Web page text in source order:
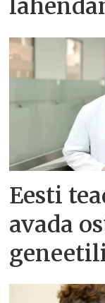
Eesti
avada